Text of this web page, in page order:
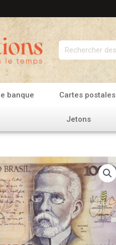
Rechercher
banque Cartes postales
Jetons